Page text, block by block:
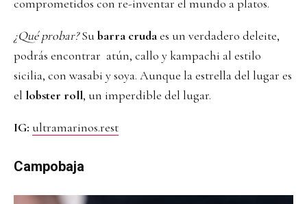
comprometidos con re-inventar el mundo a platos.
¿Qué probar?Subarra crudaes un verdadero deleite,
podrás encontrar atún, callo y kampachi al estilo
sicilia, con wasabi y soya. Aunque la estrella del lugar es
el lobster roll, un imperdible del lugar.
IG: ultramarinos.rest
Campobaja